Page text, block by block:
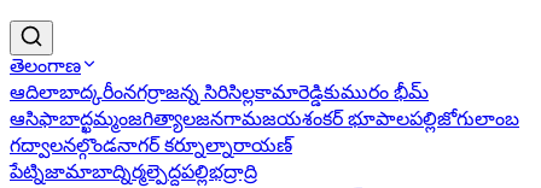
తెలంగాణ
ఆదిలాబాద్కరీంనగర్రాజన్న సిరిసిల్లకామారెడ్డికుమురం భీమ్
ఆసిఫాబాద్ఖమ్మంజగిత్యాలజనగామజయశంకర్ భూపాలపల్లిజోగులాంబ
గద్వాలనల్గొండనాగర్ కర్నూల్నారాయణ్
పేట్నిజామాబాద్నిర్మల్పెద్దపల్లిభద్రాద్రి